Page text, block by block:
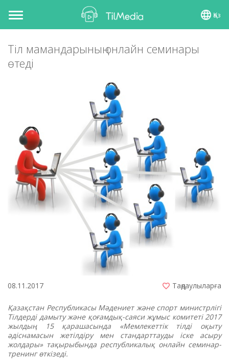
Toggle
navigation
Қаз
Тіл мамандарының онлайн семинары
өтеді
08.11.2017 Таңдаулыларға
Қазақстан Республикасы Мәдениет және спорт министрлігі
Тілдерді дамыту және қоғамдық-саяси жұмыс комитеті 2017
жылдың 15 қарашасында «Мемлекеттік тілді оқыту
әдіснамасын жетілдіру мен стандарттауды іске асыру
жолдары» тақырыбында республикалық онлайн семинар-
тренинг өткізеді.